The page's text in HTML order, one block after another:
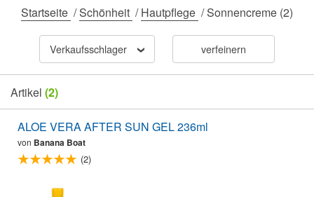
Startseite /Schönheit /Hautpflege /Sonnencreme (2)
Verkaufsschlager verfeinern
Artikel (2)
ALOE VERA AFTER SUN GEL 236ml
von Banana Boat
(2)